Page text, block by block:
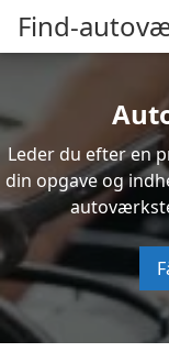
Find-
Leder du efter en
din opgave og